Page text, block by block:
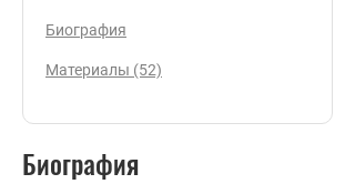
Биография
Материалы (52)
Биография